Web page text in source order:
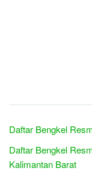
Daftar Bengkel
Daftar Bengkel
Kalimantan Barat